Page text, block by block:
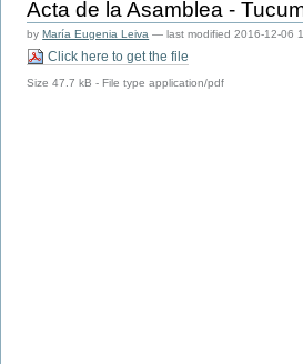
Acta de la Asamblea -
by María Eugenia Leiva — last modified2016-12-06
Click here to get the file
Size47.7 kB -File typeapplication/pdf